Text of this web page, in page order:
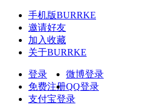
手机版BURRKE
邀请好友
加入收藏
关于BURRKE
登录
免费注册
微博登录
QQ登录
支付宝登录